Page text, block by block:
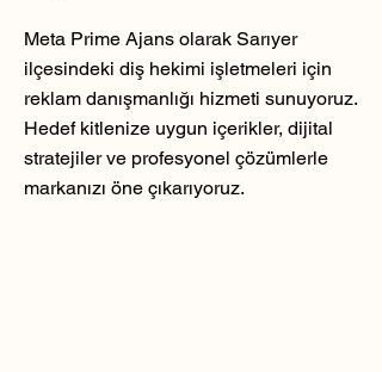
Meta Prime Ajans olarak Sarıyer
ilçesindeki diş hekimi işletmeleri için
reklam danışmanlığı hizmeti sunuyoruz.
Hedef kitlenize uygun içerikler, dijital
stratejiler ve profesyonel çözümlerle
markanızı öne çıkarıyoruz.